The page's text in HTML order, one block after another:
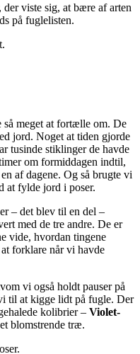
viste sig, at bære af arten
på fuglelisten.
så meget at fortælle om. De
jord. Noget at tiden gjorde
tusinde stiklinger de havde
om formiddagen indtil,
af dagene. Og så brugte vi
at fylde jord i poser.
– det blev til en del –
med de tre andre. De er
vide, hvordan tingene
forklare når vi havde
vi også holdt pauser på
til at kigge lidt på fugle. Der
kolibrier – Violet-
blomstrende træ.